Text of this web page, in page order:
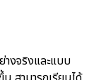
งจริงและแบบ